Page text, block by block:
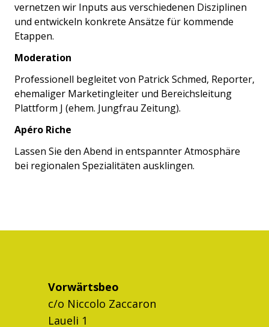
vernetzen wir Inputs aus verschiedenen Disziplinen
und entwickeln konkrete Ansätze für kommende
Etappen.
Moderation
Professionell begleitet von Patrick Schmed, Reporter,
ehemaliger Marketingleiter und Bereichsleitung
Plattform J (ehem. Jungfrau Zeitung).
Apéro Riche
Lassen Sie den Abend in entspannter Atmosphäre
bei regionalen Spezialitäten ausklingen.
Vorwärtsbeo
c/o Niccolo Zaccaron
Laueli 1